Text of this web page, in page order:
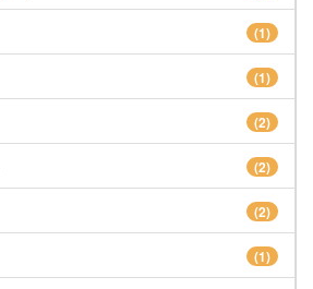
(1)
(1)
(2)
(2)
(2)
(1)